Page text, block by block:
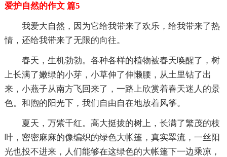
爱护自然的作文 篇5
我爱大自然，因为它给我带来了欢乐，给我带来了热
情，还给我带来了无限的向往。
春天，生机勃勃。各种各样的植物被春天唤醒了，树
上长满了嫩绿的小芽，小草伸了伸懒腰，从土里钻了出
来，小燕子从南方飞回来了，一路上欣赏着春天迷人的景
色。和煦的阳光下，我们自由自在地放着风筝。
夏天，万紫千红。高大挺拔的树上，长满了繁茂的枝
叶，密密麻麻的像编织的绿色大帐篷，真实翠流，一丝阳
光也投不进来，人们能够在这绿色的大帐篷下一边乘凉，